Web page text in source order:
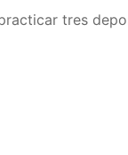
tres